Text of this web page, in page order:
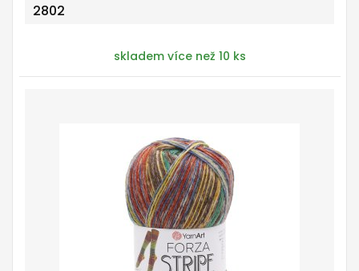
2802
skladem více než 10 ks